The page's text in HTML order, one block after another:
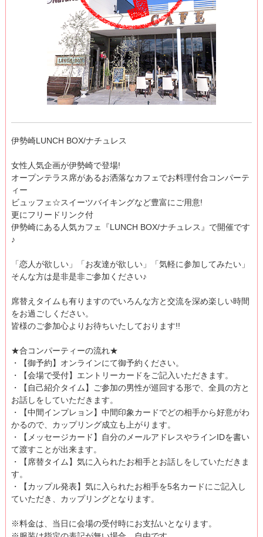
伊勢崎LUNCH BOX/ナチュレス
女性人気企画が伊勢崎で登場!
オープンテラス席があるお洒落なカフェでお料理付合コンパーテ
ィー
ビュッフェ☆スイーツバイキングなど豊富にご用意!
更にフリードリンク付
伊勢崎にある人気カフェ『LUNCH BOX/ナチュレス』で開催です
♪
「恋人が欲しい」「お友達が欲しい」「気軽に参加してみたい」
そんな方は是非是非ご参加ください♪
席替えタイムも有りますのでいろんな方と交流を深め楽しい時間
をお過ごしください。
皆様のご参加心よりお待ちいたしております!!
★合コンパーティーの流れ★
・【御予約】オンラインにて御予約ください。
・【会場で受付】エントリーカードをご記入いただきます。
・【自己紹介タイム】ご参加の男性が巡回する形で、全員の方と
お話しをしていただきます。
・【中間インプレョン】中間印象カードでどの相手から好意がわ
かるので、カップリング成立も上がります。
・【メッセージカード】自分のメールアドレスやラインIDを書い
て渡すことが出来ます。
・【席替タイム】気に入られたお相手とお話しをしていただきま
す。
・【カップル発表】気に入られたお相手を5名カードにご記入し
ていただき、カップリングとなります。
※料金は、当日に会場の受付時にお支払いとなります。